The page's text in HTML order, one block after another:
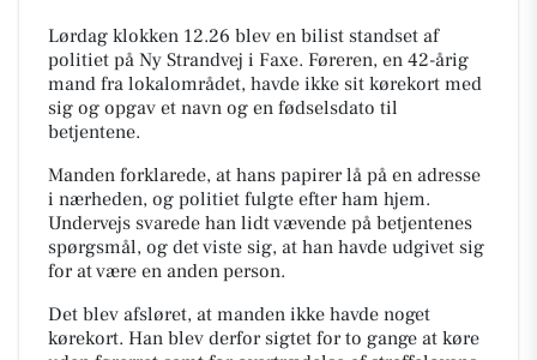
Lørdag klokken 12.26 blev en bilist standset af
politiet på Ny Strandvej i Faxe. Føreren, en 42-årig
mand fra lokalområdet, havde ikke sit kørekort med
sig og opgav et navn og en fødselsdato til
betjentene.
Manden forklarede, at hans papirer lå på en adresse
i nærheden, og politiet fulgte efter ham hjem.
Undervejs svarede han lidt vævende på betjentenes
spørgsmål, og det viste sig, at han havde udgivet sig
for at være en anden person.
Det blev afsløret, at manden ikke havde noget
kørekort. Han blev derfor sigtet for to gange at køre